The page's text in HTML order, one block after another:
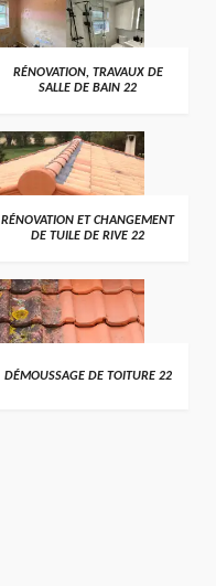
RÉNOVATION, TRAVAUX DE
SALLE DE BAIN 22
RÉNOVATION ET CHANGEMENT
DE TUILE DE RIVE 22
DÉMOUSSAGE DE TOITURE 22